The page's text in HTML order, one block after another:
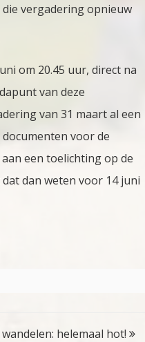
vergadering opnieuw
om 20.45 uur, direct na
van deze
van 31 maart al een
voor de
een toelichting op de
dan weten voor 14 juni
helemaal hot!